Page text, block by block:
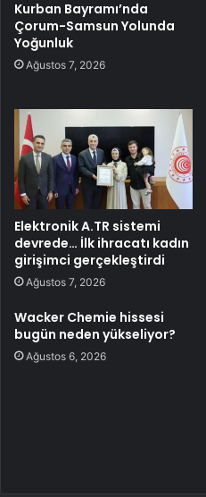
Kurban Bayramı’nda
Çorum-Samsun Yolunda
Yoğunluk
Ağustos 7, 2026
Elektronik A.TR sistemi
devrede… İlk ihracatı kadın
girişimci gerçekleştirdi
Ağustos 7, 2026
Wacker Chemie hissesi
bugün neden yükseliyor?
Ağustos 6, 2026